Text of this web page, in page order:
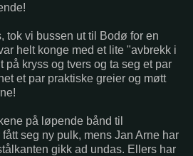
tok vi bussen ut til Bodø for en
helt konge med et lite "avbrekk i
på kryss og tvers og ta seg et par
et par praktiske greier og møtt
på løpende bånd til
seg ny pulk, mens Jan Arne har
gikk ad undas. Ellers har